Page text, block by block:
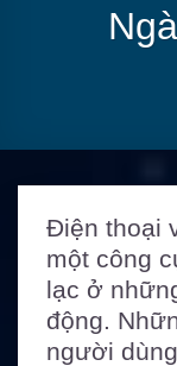
Điện thoại
một công
lạc ở
động.
người